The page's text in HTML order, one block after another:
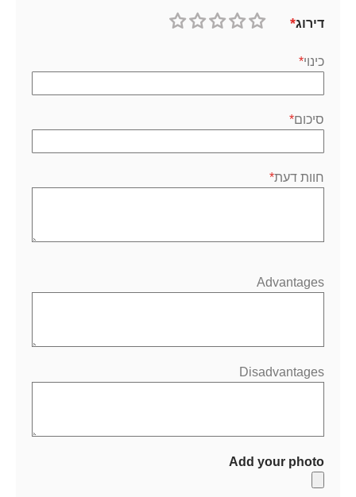
דירוג
כינוי
סיכום
חוות דעת
Advantages
Disadvantages
Add your photo